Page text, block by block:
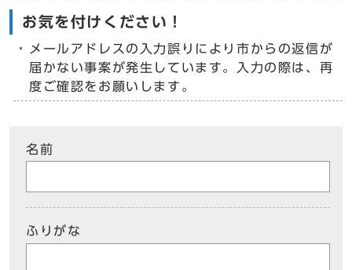
お気を付けください！
メールアドレスの入力誤りにより市からの返信が
届かない事案が発生しています。入力の際は、再
度ご確認をお願いします。
名前
ふりがな